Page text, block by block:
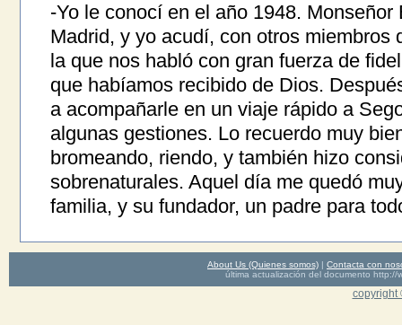
-Yo le conocí en el año 1948.
Madrid, y yo acudí, con otros miembros
la que nos habló con gran fuerza de
que habíamos recibido de Dios.
a acompañarle en un viaje rápido a
algunas gestiones. Lo recuerdo muy
bromeando, riendo, y también hizo
sobrenaturales. Aquel día me quedó
familia, y su fundador, un padre para
About Us (Quienes somos) | Contacta con
última actualización del documento http://
copyright